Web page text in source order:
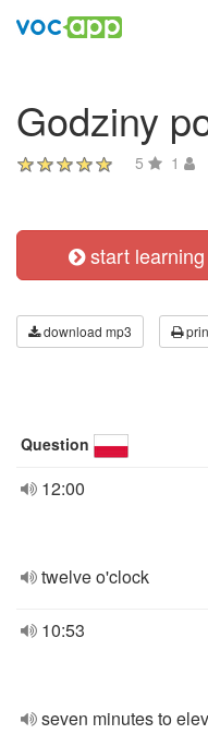
Godziny
5 1
start learning
download mp3
Question
12:00
twelve o'clock
10:53
seven minutes to